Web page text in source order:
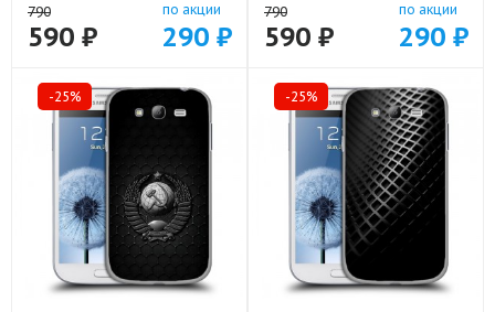
790
590 ₽
по акции
290 ₽
790
590 ₽
по акции
290 ₽
-25% -25%